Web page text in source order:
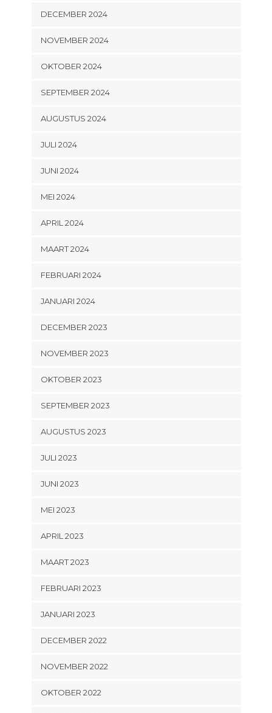
DECEMBER 2024
NOVEMBER 2024
OKTOBER 2024
SEPTEMBER 2024
AUGUSTUS 2024
JULI 2024
JUNI 2024
MEI 2024
APRIL 2024
MAART 2024
FEBRUARI 2024
JANUARI 2024
DECEMBER 2023
NOVEMBER 2023
OKTOBER 2023
SEPTEMBER 2023
AUGUSTUS 2023
JULI 2023
JUNI 2023
MEI 2023
APRIL 2023
MAART 2023
FEBRUARI 2023
JANUARI 2023
DECEMBER 2022
NOVEMBER 2022
OKTOBER 2022